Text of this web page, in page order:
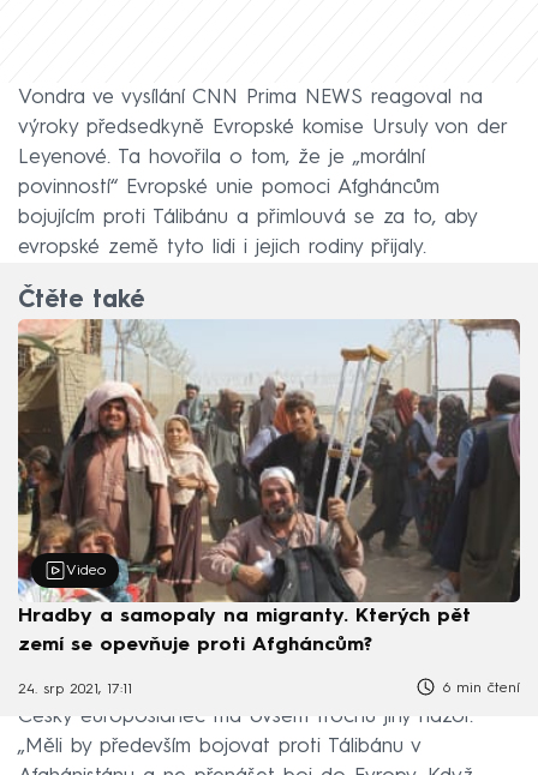
Vondra ve vysílání CNN Prima NEWS reagoval na
výroky předsedkyně Evropské komise Ursuly von der
Leyenové. Ta hovořila o tom, že je „morální
povinností“ Evropské unie pomoci Afgháncům
bojujícím proti Tálibánu a přimlouvá se za to, aby
evropské země tyto lidi i jejich rodiny přijaly.
Čtěte také
Video
Hradby a samopaly na migranty. Kterých pět
zemí se opevňuje proti Afgháncům?
24. srp 2021, 17:11 6 min čtení
Český europoslanec má ovšem trochu jiný názor.
„Měli by především bojovat proti Tálibánu v